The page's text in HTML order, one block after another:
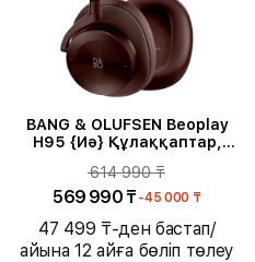
BANG & OLUFSEN Beoplay
H95 {Иә} Құлаққаптар,
614 990 ₸
569 990 ₸ -45 000 ₸
47 499 ₸-ден бастап/
айына 12 айға бөліп төлеу